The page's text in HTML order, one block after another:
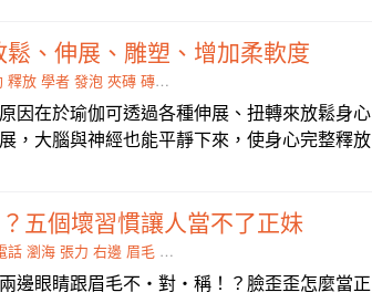
、伸展、雕塑、增加柔軟度
釋放 學者 發泡 夾磚 磚頭
因在於瑜伽可透過各種伸展、扭轉來放鬆身心
，大腦與神經也能平靜下來，使身心完整釋放
五個壞習慣讓人當不了正妹
話 瀏海 張力 右邊 眉毛 筋膜
邊眼睛跟眉毛不・對・稱！？臉歪歪怎麼當正